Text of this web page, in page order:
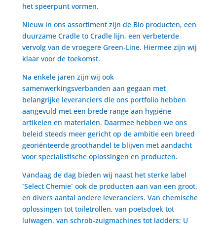
het speerpunt vormen.
Nieuw in ons assortiment zijn de Bio producten, een
duurzame Cradle to Cradle lijn, een verbeterde
vervolg van de vroegere Green-Line. Hiermee zijn wij
klaar voor de toekomst.
Na enkele jaren zijn wij ook
samenwerkingsverbanden aan gegaan met
belangrijke leveranciers die ons portfolio hebben
aangevuld met een brede range aan hygiëne
artikelen en materialen. Daarmee hebben we ons
beleid steeds meer gericht op de ambitie een breed
georiënteerde groothandel te blijven met aandacht
voor specialistische oplossingen en producten.
Vandaag de dag bieden wij naast het sterke label
´Select Chemie´ ook de producten aan van een groot,
en divers aantal andere leveranciers. Van chemische
oplossingen tot toiletrollen, van poetsdoek tot
luiwagen, van schrob-zuigmachines tot ladders; U